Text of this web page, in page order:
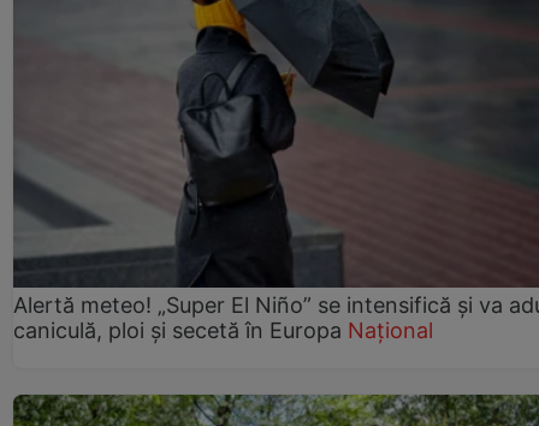
Alertă meteo! „Super El Niño” se intensifică și va
caniculă, ploi și secetă în Europa Național